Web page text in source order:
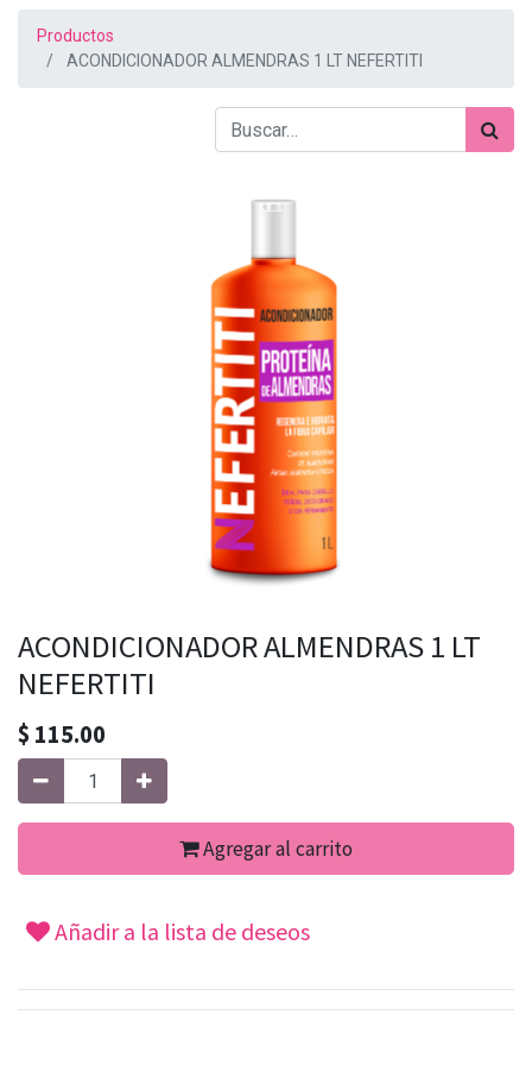
Productos
ACONDICIONADOR ALMENDRAS 1 LT NEFERTITI
ACONDICIONADOR ALMENDRAS 1 LT
NEFERTITI
$ 115.00
Agregar al carrito
Añadir a la lista de deseos